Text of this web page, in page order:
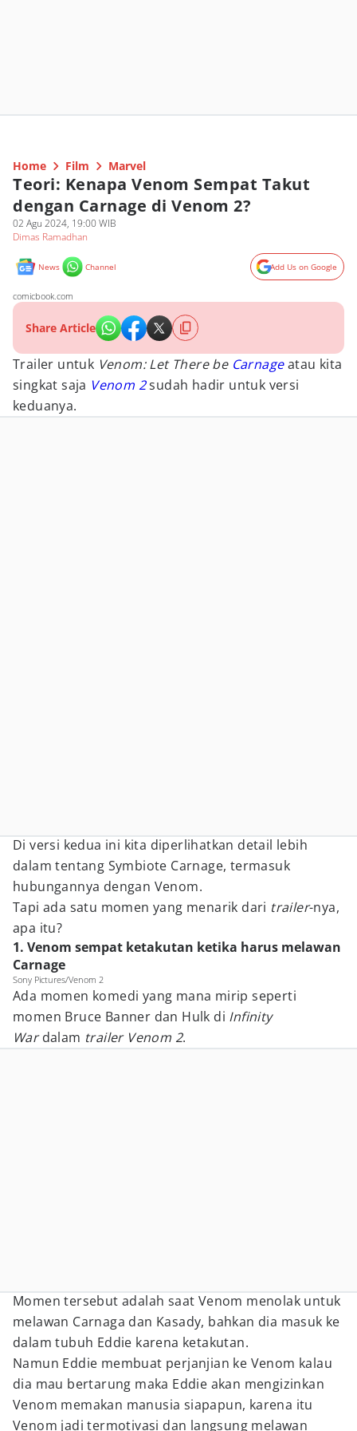
Home Film Marvel
Teori: Kenapa Venom Sempat Takut
dengan Carnage di Venom 2?
02 Agu 2024, 19:00 WIB
Dimas Ramadhan
News Channel Add Us on Google
comicbook.com
Share Article
Trailer untuk Venom: Let There be Carnage atau kita
singkat saja Venom 2 sudah hadir untuk versi
keduanya.
Di versi kedua ini kita diperlihatkan detail lebih
dalam tentang Symbiote Carnage, termasuk
hubungannya dengan Venom.
Tapi ada satu momen yang menarik dari trailer-nya,
apa itu?
1. Venom sempat ketakutan ketika harus melawan
Carnage
Sony Pictures/Venom 2
Ada momen komedi yang mana mirip seperti
momen Bruce Banner dan Hulk di Infinity
Wardalam trailer Venom 2.
Momen tersebut adalah saat Venom menolak untuk
melawan Carnaga dan Kasady, bahkan dia masuk ke
dalam tubuh Eddie karena ketakutan.
Namun Eddie membuat perjanjian ke Venom kalau
dia mau bertarung maka Eddie akan mengizinkan
Venom memakan manusia siapapun, karena itu
Venom jadi termotivasi dan langsung melawan